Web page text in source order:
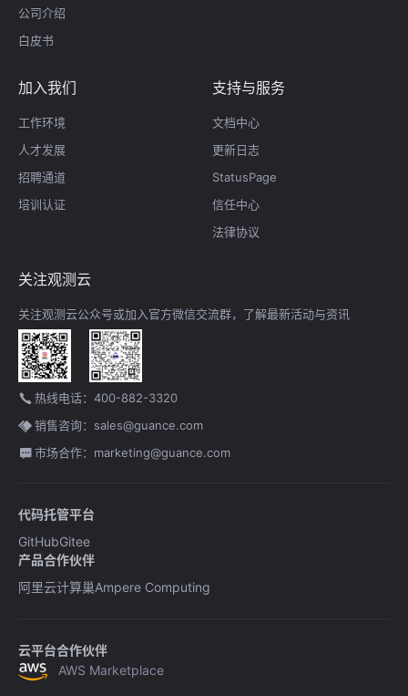
公司介绍
白皮书
加入我们
工作环境
人才发展
招聘通道
培训认证
支持与服务
文档中心
更新日志
StatusPage
信任中心
法律协议
关注观测云
关注观测云公众号或加入官方微信交流群，了解最新活动与资讯
热线电话：400-882-3320
销售咨询：sales@guance.com
市场合作：marketing@guance.com
代码托管平台
GitHubGitee
产品合作伙伴
阿里云计算巢Ampere Computing
云平台合作伙伴
AWS Marketplace